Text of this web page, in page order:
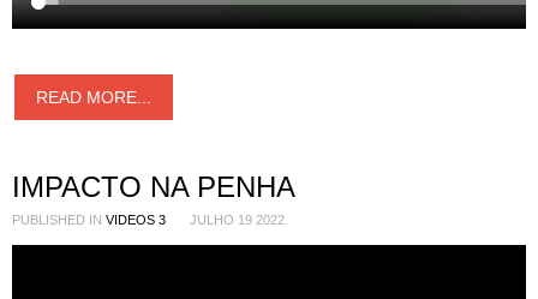
READ MORE...
IMPACTO NA PENHA
PUBLISHED IN VIDEOS 3 JULHO 19 2022